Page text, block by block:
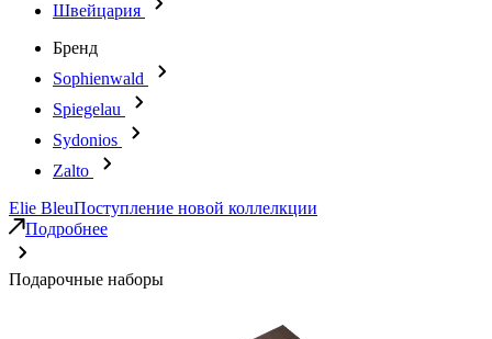
Швейцария
Бренд
Sophienwald
Spiegelau
Sydonios
Zalto
Elie BleuПоступление новой коллелкции
Подробнее
Подарочные наборы